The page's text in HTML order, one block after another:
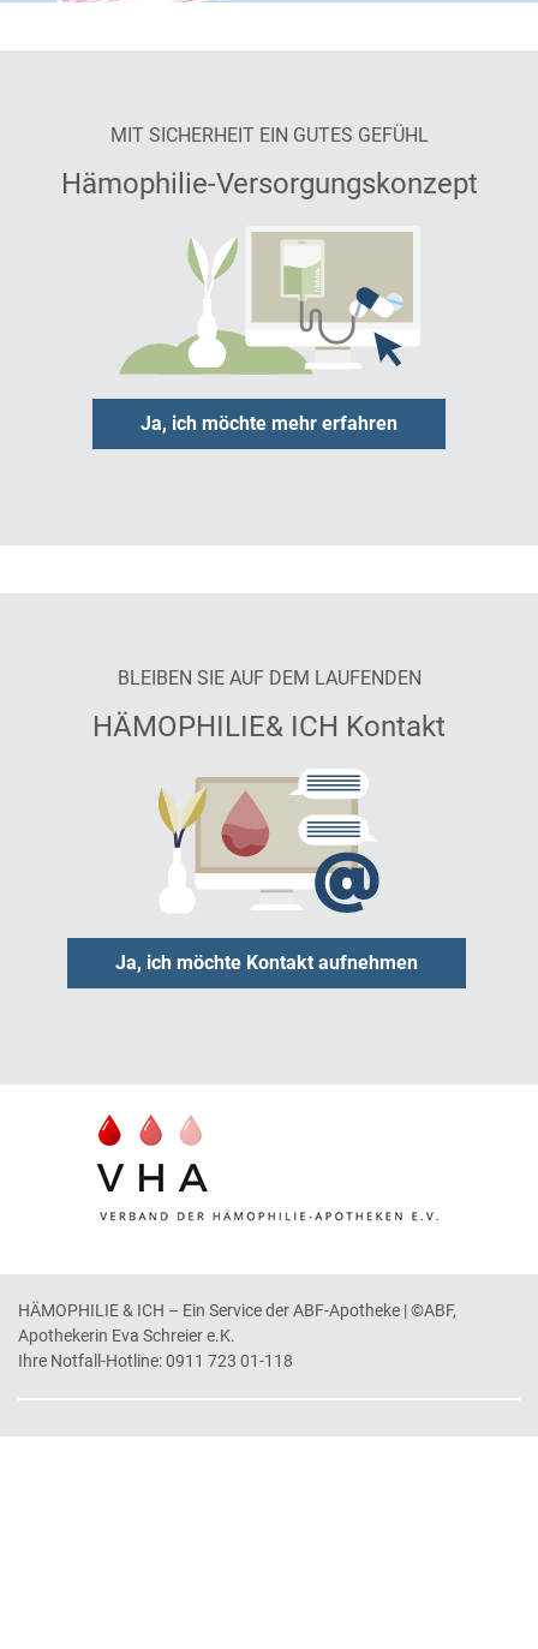
MIT SICHERHEIT EIN GUTES GEFÜHL
Hämophilie-Versorgungskonzept
Ja, ich möchte mehr erfahren
BLEIBEN SIE AUF DEM LAUFENDEN
HÄMOPHILIE& ICH Kontakt
Ja, ich möchte Kontakt aufnehmen
HÄMOPHILIE & ICH – Ein Service der ABF-Apotheke | ©ABF,
Apothekerin Eva Schreier e.K.
Ihre Notfall-Hotline:0911 723 01-118